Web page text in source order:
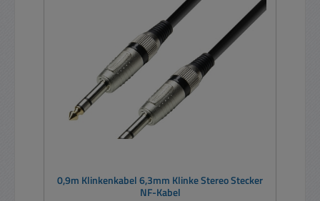
0,9m Klinkenkabel 6,3mm Klinke Stereo Stecker
NF-Kabel